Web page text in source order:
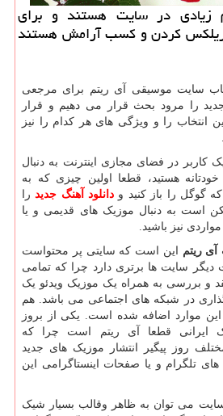
زیادی در سایت هستند و برای
ریلكس كردن و كسب آرامش هستند
سایت موسیقی آی ریتم برای مرجعی
را مرود بحث قرار می دهیم و قرار
انتخاب را و ویژگی های هر کدام را نیز
کاربر در فضای مجازی اینترنت به دنبال
هستید، قطعا اولین چیزی که به
گوگل را باز کنید و دانلود آهنگ جدید را
است به دنبال موزیک های قدیمی و یا
نیز باشید.
آی ریتم این است که سایتی پر محتواست
سایت ها برتری دارد چرا که تمامی
و بررسی به همراه یک موزیک ویدئو یک
در شبکه های اجتماعی می باشد. هم
این موارد اضافه شده است. یکی از بروز
ایرانی قطعا آی ریتم است چرا که
روز پیگیر انتشار موزیک های جدید
تلگرام و یا صفحات اینستاگرامی این
می توان به ظاهر وقالب بسیار شیک